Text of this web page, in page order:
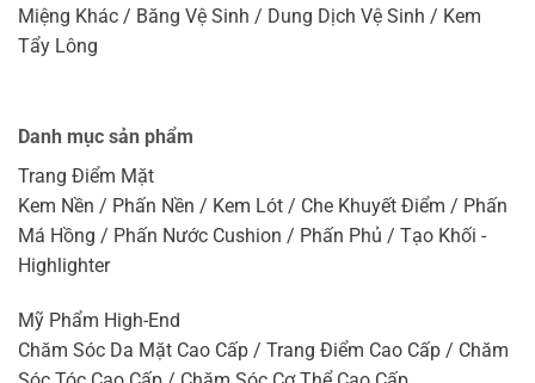
Miệng Khác / Băng Vệ Sinh / Dung Dịch Vệ Sinh / Kem
Tẩy Lông
Danh mục sản phẩm
Trang Điểm Mặt
Kem Nền / Phấn Nền / Kem Lót / Che Khuyết Điểm / Phấn
Má Hồng / Phấn Nước Cushion / Phấn Phủ / Tạo Khối -
Highlighter
Mỹ Phẩm High-End
Chăm Sóc Da Mặt Cao Cấp / Trang Điểm Cao Cấp / Chăm